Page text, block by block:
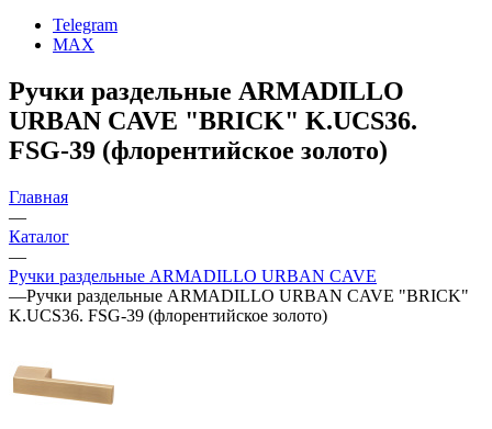
Telegram
MAX
Ручки раздельные ARMADILLO
URBAN CAVE "BRICK" K.UCS36.
FSG-39 (флорентийское золото)
Главная
—
Каталог
—
Ручки раздельные ARMADILLO URBAN CAVE
—Ручки раздельные ARMADILLO URBAN CAVE "BRICK"
K.UCS36. FSG-39 (флорентийское золото)